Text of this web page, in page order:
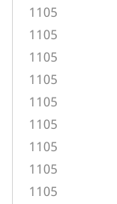
1105
1105
1105
1105
1105
1105
1105
1105
1105